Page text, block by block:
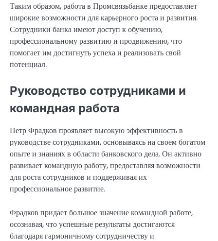
Таким образом, работа в Промсвязьбанке предоставляет
широкие возможности для карьерного роста и развития.
Сотрудники банка имеют доступ к обучению,
профессиональному развитию и продвижению, что
помогает им достигнуть успеха и реализовать свой
потенциал.
Руководство сотрудниками и
командная работа
Петр Фрадков проявляет высокую эффективность в
руководстве сотрудниками, основываясь на своем богатом
опыте и знаниях в области банковского дела. Он активно
развивает командную работу, предоставляя возможности
для роста сотрудников и поддерживая их
профессиональное развитие.
Фрадков придает большое значение командной работе,
осознавая, что успешные результаты достигаются
благодаря гармоничному сотрудничеству и